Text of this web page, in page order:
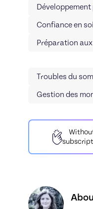
Développement
Confiance en soi
Préparation
Troubles du
Gestion des